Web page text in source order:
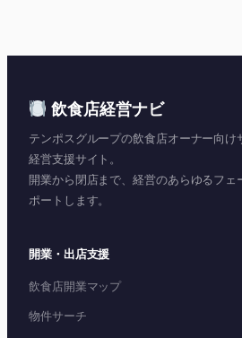
飲食店経営ナビ
テンポスグループの飲食店オーナー向け
経営支援サイト。
開業から閉店まで、経営のあらゆるフェ
ポートします。
開業・出店支援
飲食店開業マップ
物件サーチ